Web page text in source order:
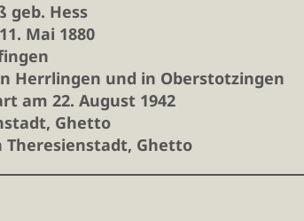
geb. Hess
Mai 1880
Herrlingen und in Oberstotzingen
am 22. August 1942
Ghetto
Theresienstadt, Ghetto